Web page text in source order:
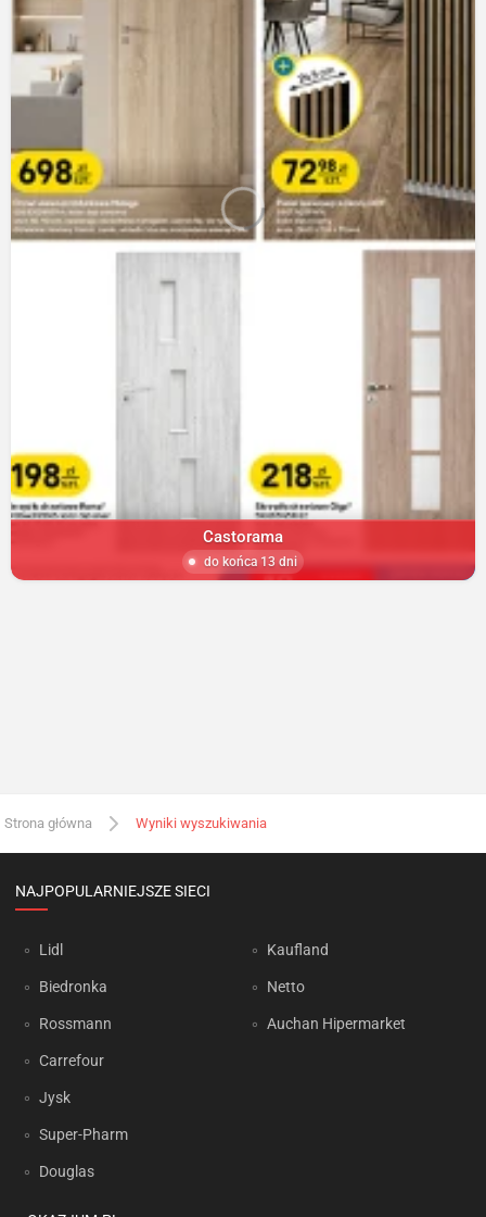
Castorama
do końca 13 dni
Strona główna Wyniki wyszukiwania
NAJPOPULARNIEJSZE SIECI
Lidl
Biedronka
Rossmann
Carrefour
Jysk
Super-Pharm
Douglas
Kaufland
Netto
Auchan Hipermarket